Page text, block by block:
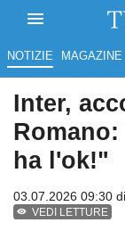
NOTIZIE MAGAZINE
Inter,
ha l'ok!"
03.07.2026 09:30 di
VEDI LETTURE